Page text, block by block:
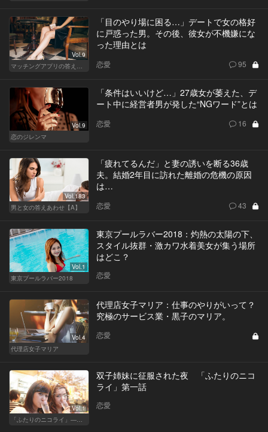
Vol.9
マッチングアプリの答えあわせ【Q】
「目のやり場に困る…」デートで女の格好
に戸惑った男。その後、彼女が不機嫌にな
った理由とは
恋愛 95
Vol.9
恋のジレンマ
「条件はいいけど…」27歳女が萎えた、デ
ート中に経営者男が発した“NGワード”とは
恋愛 16
Vol.183
男と女の答えあわせ【A】
「疲れてるんだ」と妻の誘いを断る36歳
夫。結婚2年目に訪れた離婚の危機の原因
は…
恋愛 43
Vol.1
東京プールラバー2018
東京プールラバー2018：灼熱の太陽の下、
スタイル抜群・激カワ水着美女が集う場所
はどこ？
恋愛
Vol.4
代理店女子マリア
代理店女子マリア：仕事のやりがいって？
究極のサービス業・黒子のマリア。
恋愛
Vol.1
「ふたりのニコライ」―作家・柴崎竜人の恋愛ストーリー
双子姉妹に征服された夜 「ふたりのニコ
ライ」第一話
恋愛